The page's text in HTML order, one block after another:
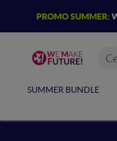
PROMO SUMMER:
SUMMER BUNDLE